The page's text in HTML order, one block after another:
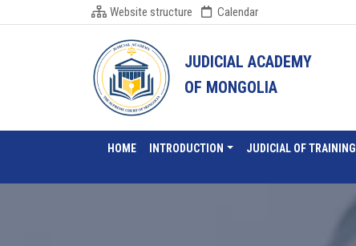
Website structure Calendar
JUDICIAL ACADEMY
OF MONGOLIA
HOME INTRODUCTION JUDICIAL OF TRAINING